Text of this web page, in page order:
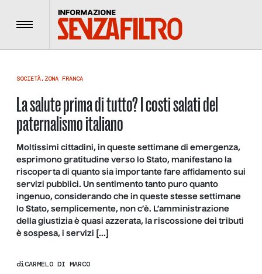
Menu
SOCIETÀ, ZONA FRANCA
La salute prima di tutto? I costi salati del
paternalismo italiano
Moltissimi cittadini, in queste settimane di emergenza,
esprimono gratitudine verso lo Stato, manifestano la
riscoperta di quanto sia importante fare affidamento sui
servizi pubblici. Un sentimento tanto puro quanto
ingenuo, considerando che in queste stesse settimane
lo Stato, semplicemente, non c’è. L’amministrazione
della giustizia è quasi azzerata, la riscossione dei tributi
è sospesa, i servizi […]
diCARMELO DI MARCO